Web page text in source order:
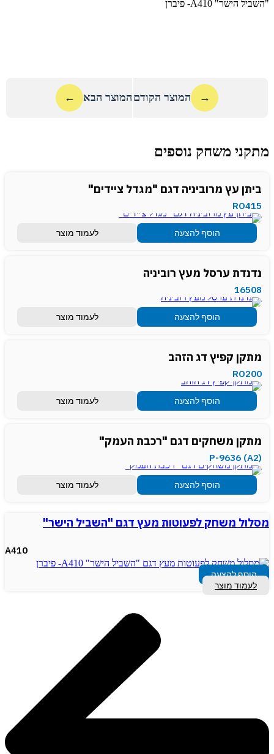
→ המוצר הקודם המוצר הבא ←
מתקני משחק נוספים
ביתן עץ מרוביניה דגם "מגדל ציידים"
RO415
הוסף להצעה לעמוד מוצר
נדנדת ערסל מעץ רוביניה
16508
הוסף להצעה לעמוד מוצר
מתקן קפיץ דג הזהב
RO200
הוסף להצעה לעמוד מוצר
מתקן משחקים דגם "רכבת העמק"
(P-9636 (A2
הוסף להצעה לעמוד מוצר
מסלול משחק לפעוטות מעץ דגם "השביל הישר"
A410
הוסף להצעה
לעמוד מוצר